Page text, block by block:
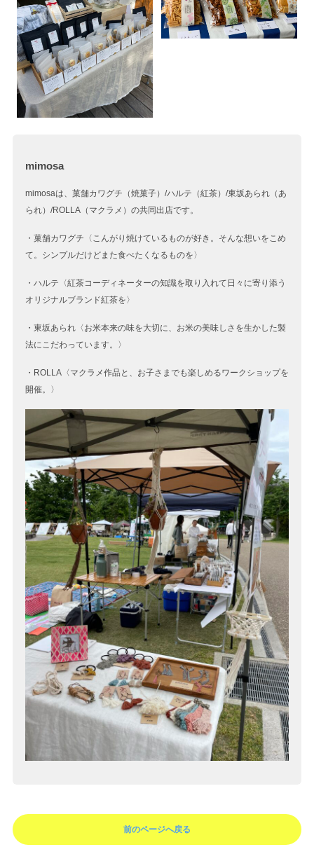
mimosa
mimosaは、菓舗カワグチ（焼菓子）/ハルテ（紅茶）/東坂あられ（あ
られ）/ROLLA（マクラメ）の共同出店です。
・菓舗カワグチ〈こんがり焼けているものが好き。そんな想いをこめ
て。シンプルだけどまた食べたくなるものを〉
・ハルテ〈紅茶コーディネーターの知識を取り入れて日々に寄り添う
オリジナルブランド紅茶を〉
・東坂あられ〈お米本来の味を大切に、お米の美味しさを生かした製
法にこだわっています。〉
・ROLLA〈マクラメ作品と、お子さまでも楽しめるワークショップを
開催。〉
前のページへ戻る